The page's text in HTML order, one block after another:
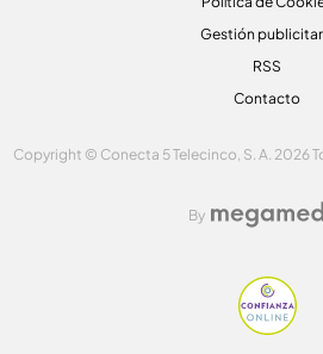
Gestión
RSS
Contacto
Copyright © Conecta 5 Telecinco, S. A. 2026
By